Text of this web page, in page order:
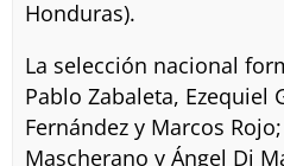
Honduras).
La selección nacional
Pablo Zabaleta, Ezequiel
Fernández y Marcos
Mascherano y Ángel Di